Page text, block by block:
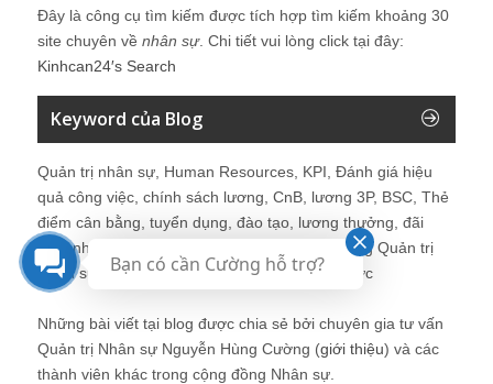
Đây là công cụ tìm kiếm được tích hợp tìm kiếm khoảng 30
site chuyên về nhân sự. Chi tiết vui lòng click tại đây:
Kinhcan24′s Search
Keyword của Blog
Quản trị nhân sự, Human Resources, KPI, Đánh giá hiệu
quả công việc, chính sách lương, CnB, lương 3P, BSC, Thẻ
điểm cân bằng, tuyển dụng, đào tạo, lương thưởng, đãi
ngộ, nhân sự, tổ chức, cơ cấu tổ chức, hệ thống Quản trị
Nhân sự, trưởng phòng Nhân sự, tái tạo tổ chức
Những bài viết tại blog được chia sẻ bởi chuyên gia tư vấn
Quản trị Nhân sự Nguyễn Hùng Cường (giới thiệu) và các
thành viên khác trong cộng đồng Nhân sự.
Bạn có cần Cường hỗ trợ?